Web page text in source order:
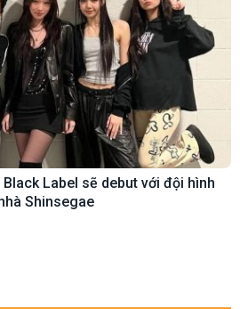
Black Label sẽ debut với đội hình
Shinsegae